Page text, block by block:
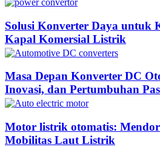
Solusi Konverter Daya untuk
Kapal Komersial Listrik
Masa Depan Konverter DC
Inovasi, dan Pertumbuhan
Motor listrik otomatis:
Mobilitas Laut Listrik